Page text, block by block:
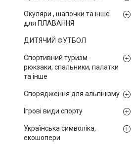
Окуляри , шапочки та інше
для ПЛАВАННЯ
ДИТЯЧИЙ ФУТБОЛ
Спортивний туризм -
рюкзаки, спальники, палатки
та інше
Спорядження для альпінізму
Ігрові види спорту
Українська символіка,
екошопери